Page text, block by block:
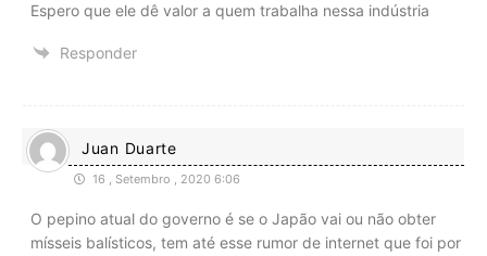
Espero que ele dê valor a quem trabalha nessa indústria
Responder
Juan Duarte
16 , Setembro , 2020 6:06
O pepino atual do governo é se o Japão vai ou não obter
mísseis balísticos, tem até esse rumor de internet que foi por